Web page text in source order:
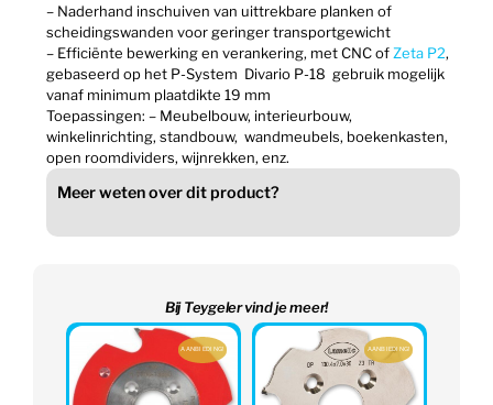
– Naderhand inschuiven van uittrekbare planken of
scheidingswanden voor geringer transportgewicht
– Efficiënte bewerking en verankering, met CNC ofZeta P2,
gebaseerd op het P-System Divario P-18 gebruik mogelijk
vanaf minimum plaatdikte 19 mm
Toepassingen: – Meubelbouw, interieurbouw,
winkelinrichting, standbouw, wandmeubels, boekenkasten,
open roomdividers, wijnrekken, enz.
Meer weten over dit product?
Bij Teygeler vind je meer!
AANBIEDING! AANBIEDING!